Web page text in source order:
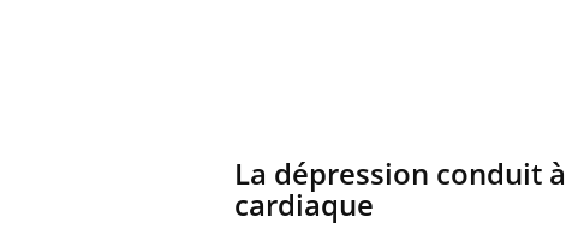
La dépression conduit
cardiaque